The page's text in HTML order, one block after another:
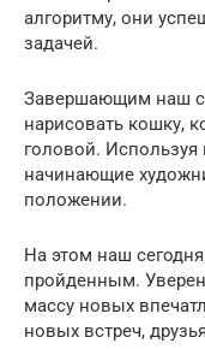
алгоритму, они
задачей.
Завершающим наш
нарисовать кошку,
головой.
начинающие
положении.
На этом наш
пройденным.
массу новых
новых встреч,